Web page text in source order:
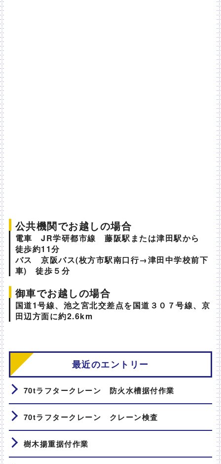
公共機関でお越しの場合
電車 JR学研都市線 藤阪駅または津田駅から
徒歩約11分
バス 京阪バス(枚方市駅南口行→津田中学校前下
車) 徒歩５分
御車でお越しの場合
国道1号線、池之宮北交差点を国道３０７号線、京
田辺方面に約2.6km
最近のエントリー
70tラフタークレーン 防火水槽据付作業
70tラフタークレーン クレーン検査
樹木揚重据付作業